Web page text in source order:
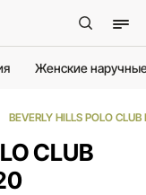
Женские
BEVERLY HILLS POLO
CLUB